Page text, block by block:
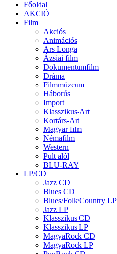
Főoldal
AKCIÓ
Film
Akciós
Animációs
Ars Longa
Ázsiai film
Dokumentumfilm
Dráma
Filmmúzeum
Háborús
Import
Klasszikus-Art
Kortárs-Art
Magyar film
Némafilm
Western
Pult alól
BLU-RAY
LP/CD
Jazz CD
Blues CD
Blues/Folk/Country LP
Jazz LP
Klasszikus CD
Klasszikus LP
MagyaRock CD
MagyaRock LP